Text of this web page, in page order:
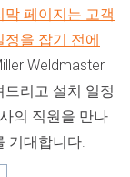
막 페이지는 고객
을 잡기 전에
Weldmaster
리고 설치 일정
의 직원을 만나
기대합니다.